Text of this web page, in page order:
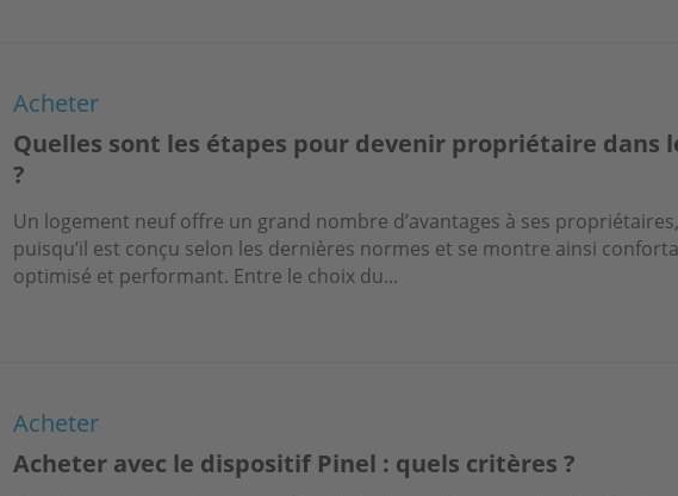
Acheter
Quelles sont les étapes pour devenir propriétaire dans
?
Un logement neuf offre un grand nombre d’avantages à ses propriétaires,
puisqu’il est conçu selon les dernières normes et se montre ainsi
optimisé et performant. Entre le choix du...
Acheter
Acheter avec le dispositif Pinel : quels critères ?